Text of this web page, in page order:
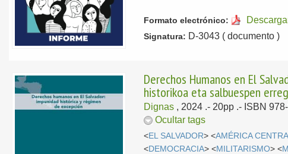
Formato electrónico:
Signatura: D-3043 ( documento )
Derechos Humanos en El
historikoa eta salbuespen
Dignas , 2024 .- 20pp .- ISBN
Ocultar tags
<EL SALVADOR> <AMÉRICA
<DEMOCRACIA> <MILITARISMO> <